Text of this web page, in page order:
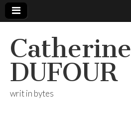
Catherine
DUFOUR
writ in bytes